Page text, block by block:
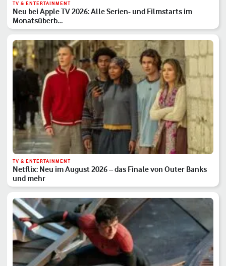
TV & ENTERTAINMENT
Neu bei Apple TV 2026: Alle Serien- und Filmstarts im
Monatsüberb…
TV & ENTERTAINMENT
Netflix: Neu im August 2026 – das Finale von Outer Banks
und mehr